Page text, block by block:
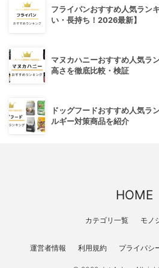
フライパンおすすめ人気ラン
い・長持ち！2026最新】
マヌカハニーおすすめ人気ラ
高さを徹底比較・検証
ドッグフードおすすめ人気ラ
ルギー対策商品を紹介
HOME
カテゴリ一覧 モノ
運営者情報 利用規約 プライバシ